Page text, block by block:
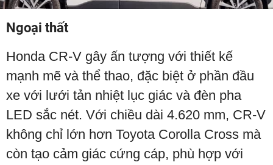
Ngoại thất
Honda CR-V gây ấn tượng với thiết kế
mạnh mẽ và thể thao, đặc biệt ở phần đầu
xe với lưới tản nhiệt lục giác và đèn pha
LED sắc nét. Với chiều dài 4.620 mm, CR-V
không chỉ lớn hơn Toyota Corolla Cross mà
còn tạo cảm giác cứng cáp, phù hợp với